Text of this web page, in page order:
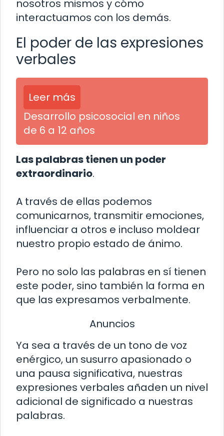
nosotros mismos y cómo
interactuamos con los demás.
El poder de las expresiones
verbales
Leer más
Desarrollo psicosocial en niños
de 6 a 12 años
Las palabras tienen un poder
extraordinario.
A través de ellas podemos
comunicarnos, transmitir emociones,
influenciar a otros e incluso moldear
nuestro propio estado de ánimo.
Pero no solo las palabras en sí tienen
este poder, sino también la forma en
que las expresamos verbalmente.
Anuncios
Ya sea a través de un tono de voz
enérgico, un susurro apasionado o
una pausa significativa, nuestras
expresiones verbales añaden un nivel
adicional de significado a nuestras
palabras.